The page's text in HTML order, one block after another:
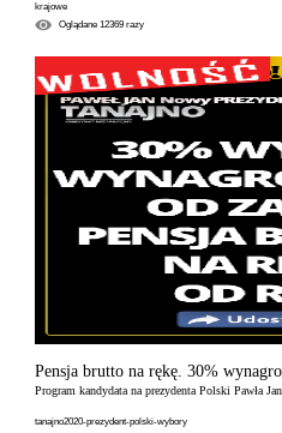
krajowe
Oglądane12369 razy
Pensja brutto na rękę. 30%
Program kandydata na prezydenta Polski Pawła
tanajno2020-prezydent-polski-wybory